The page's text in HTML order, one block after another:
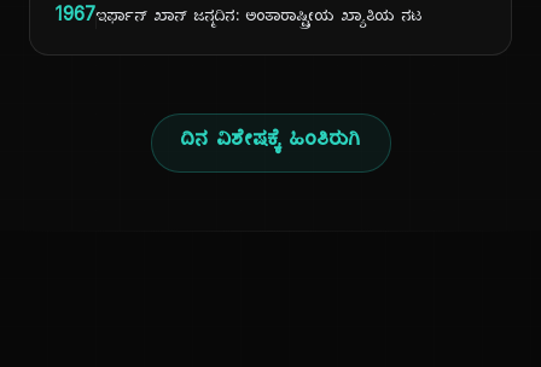
1967ಇರ್ಫಾನ್ ಖಾನ್ ಜನ್ಮದಿನ: ಅಂತಾರಾಷ್ಟ್ರೀಯ ಖ್ಯಾತಿಯ ನಟ
ದಿನ ವಿಶೇಷಕ್ಕೆ ಹಿಂತಿರುಗಿ